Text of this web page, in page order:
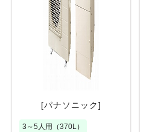
[パナソニック]
3～5人用（370L）